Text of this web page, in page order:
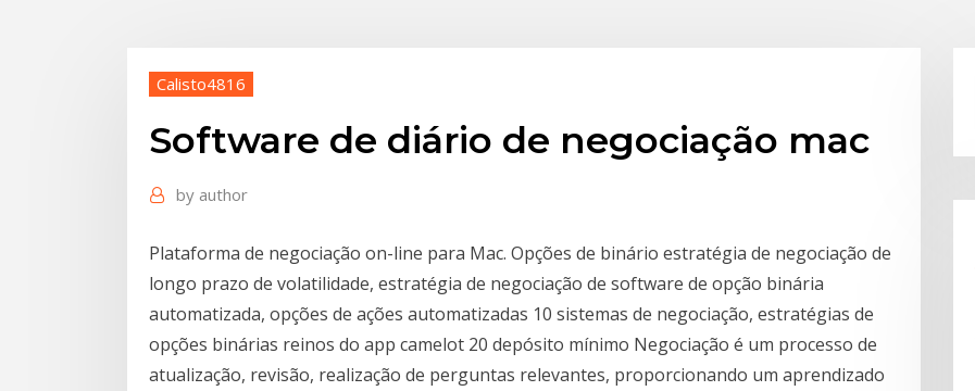
Calisto4816
Software de diário de negociação mac
by author
Plataforma de negociação on-line para Mac. Opções de binário estratégia de negociação de
longo prazo de volatilidade, estratégia de negociação de software de opção binária
automatizada, opções de ações automatizadas 10 sistemas de negociação, estratégias de
opções binárias reinos do app camelot 20 depósito mínimo Negociação é um processo de
atualização, revisão, realização de perguntas relevantes, proporcionando um aprendizado